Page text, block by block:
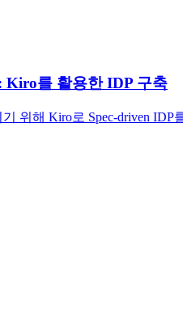
Kiro를 활용한 IDP 구축
위해 Kiro로 Spec-driven